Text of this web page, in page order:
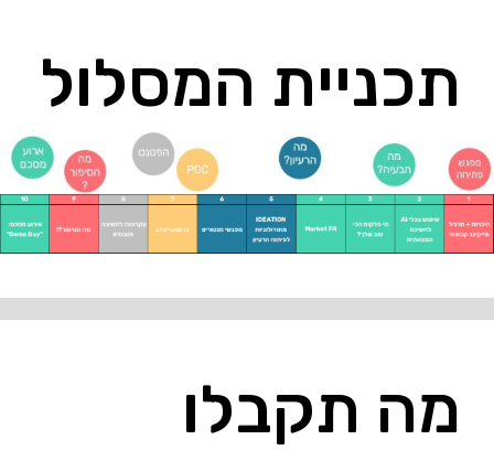
תכניית המסלול
מה תקבלו